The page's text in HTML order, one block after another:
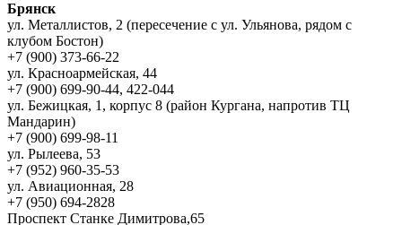
Брянск
ул. Металлистов, 2 (пересечение с ул. Ульянова, рядом с
клубом Бостон)
+7 (900) 373-66-22
ул. Красноармейская, 44
+7 (900) 699-90-44, 422-044
ул. Бежицкая, 1, корпус 8 (район Кургана, напротив ТЦ
Мандарин)
+7 (900) 699-98-11
ул. Рылеева, 53
+7 (952) 960-35-53
ул. Авиационная, 28
+7 (950) 694-2828
Проспект Станке Димитрова,65